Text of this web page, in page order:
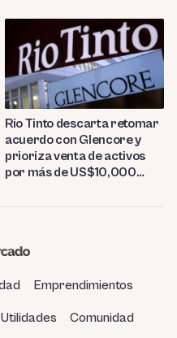
Rio Tinto descarta retomar
acuerdo con Glencore y
prioriza venta de activos
por más de US$10,000
Emprendimientos
Utilidades Comunidad